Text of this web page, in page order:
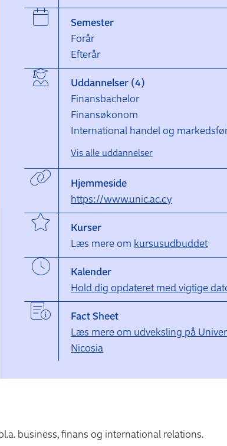
Semester
Forår
Efterår
Uddannelser (4)
Finansbachelor
Finansøkonom
International handel og
Vis alle uddannelser
Hjemmeside
https://www.unic.ac.cy
Kurser
Læs mere om kursusudbuddet
Kalender
Hold dig opdateret med vigtige
Fact Sheet
Læs mere om udveksling på
Nicosia
business, finans og international relations.